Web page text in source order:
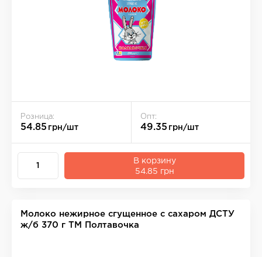
Розница:
54.85 грн/шт
Опт:
49.35 грн/шт
В корзину
54.85 грн
Молоко нежирное сгущенное с сахаром ДСТУ
ж/б 370 г ТМ Полтавочка